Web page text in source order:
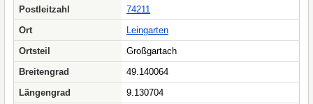
Postleitzahl
74211
Ort
Leingarten
Ortsteil
Großgartach
Breitengrad
49.140064
Längengrad
9.130704